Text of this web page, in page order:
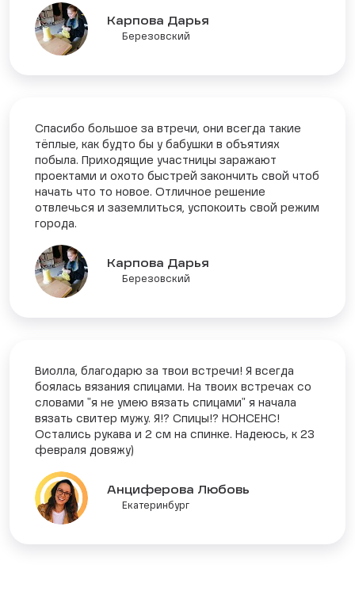
Карпова Дарья
Березовский
Спасибо большое за втречи, они всегда такие
тёплые, как будто бы у бабушки в объятиях
побыла. Приходящие участницы заражают
проектами и охото быстрей закончить свой чтоб
начать что то новое. Отличное решение
отвлечься и заземлиться, успокоить свой режим
города.
Карпова Дарья
Березовский
Виолла, благодарю за твои встречи! Я всегда
боялась вязания спицами. На твоих встречах со
словами "я не умею вязать спицами" я начала
вязать свитер мужу. Я!? Спицы!? НОНСЕНС!
Остались рукава и 2 см на спинке. Надеюсь, к 23
февраля довяжу)
Анциферова Любовь
Екатеринбург